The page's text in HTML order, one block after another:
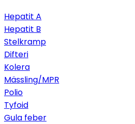
Hepatit A
Hepatit B
Stelkramp
Difteri
Kolera
Mässling/MPR
Polio
Tyfoid
Gula feber